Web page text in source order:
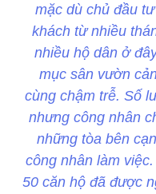
mặc dù chủ đầu
khách từ nhiều
nhiều hộ dân ở
mục sân vườn
cùng chậm trễ. Số
nhưng công nhân
những tòa bên
công nhân làm
50 căn hộ đã được